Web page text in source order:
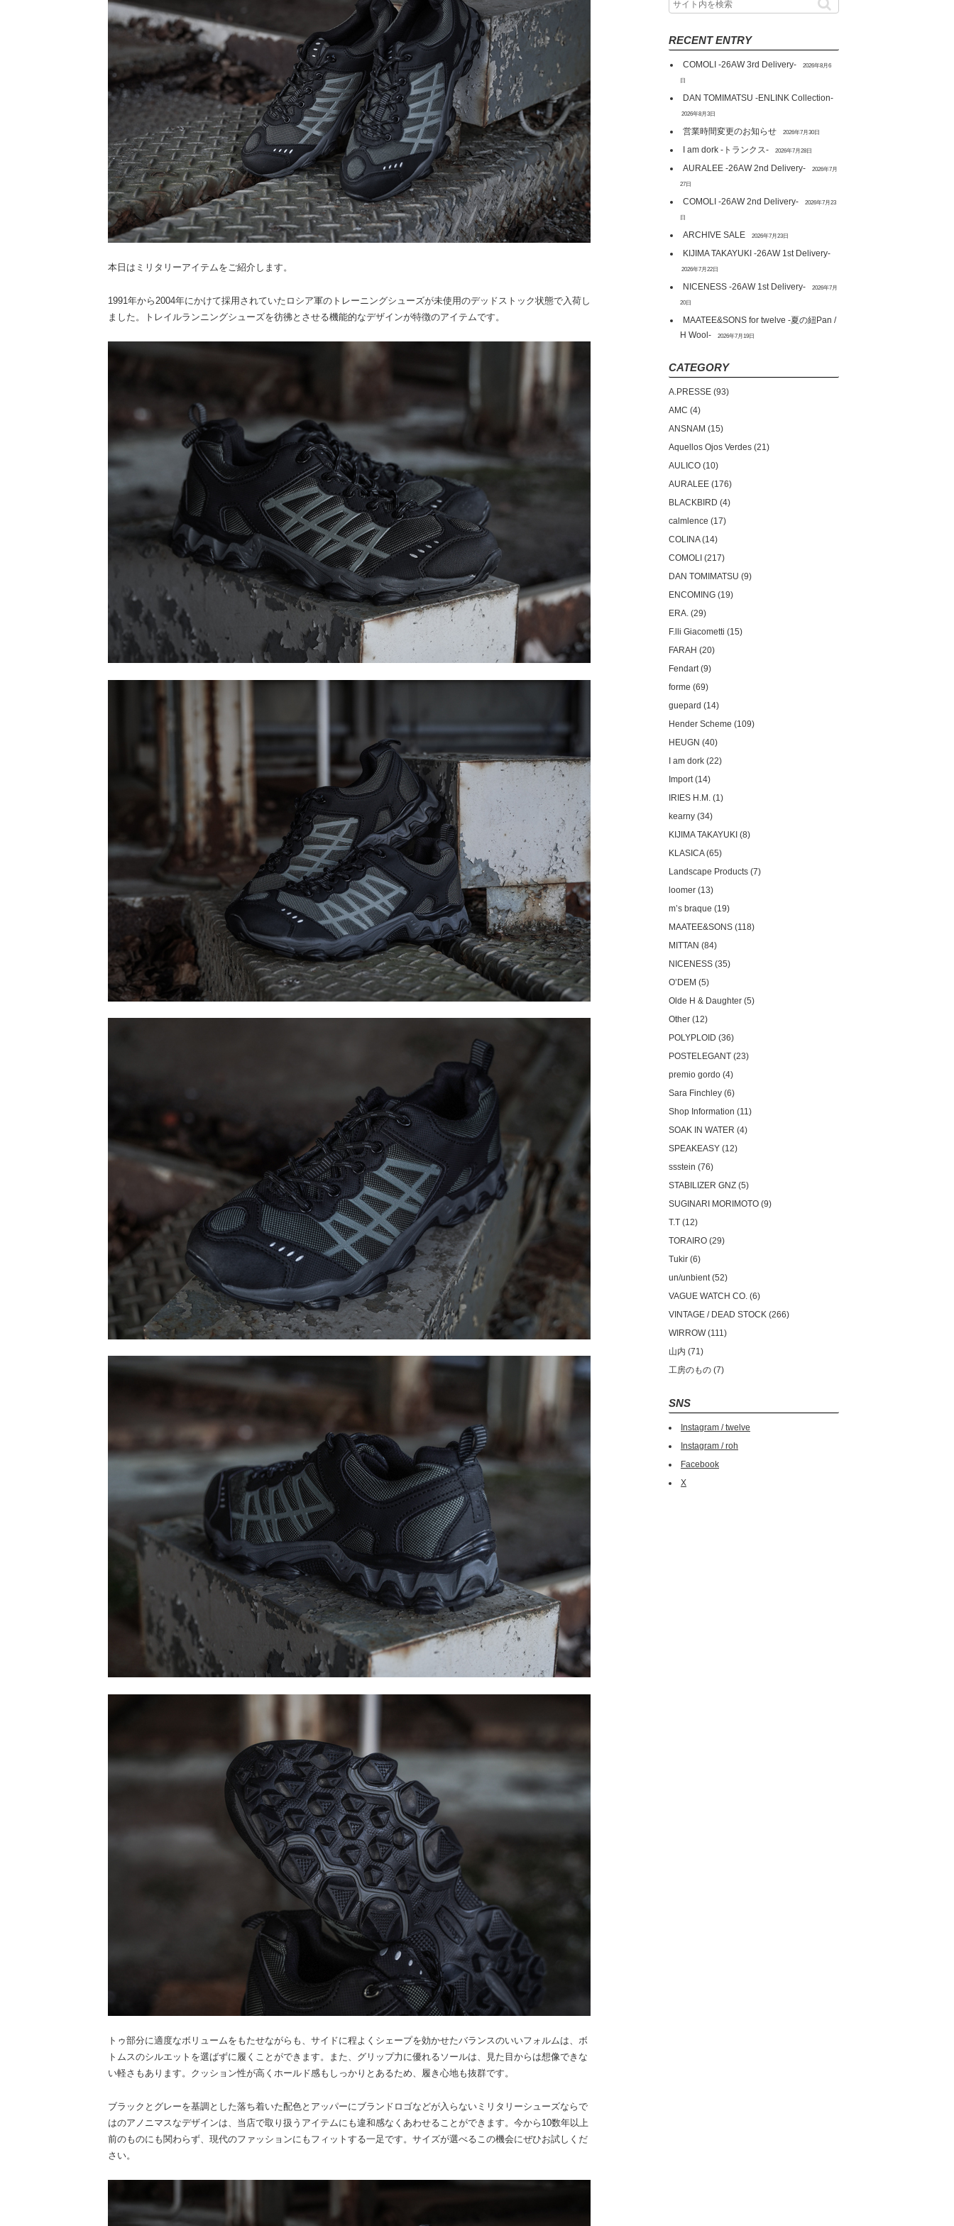
本日はミリタリーアイテムをご紹介します。
1991年から2004年にかけて採用されていたロシア軍のトレーニングシューズが未使用のデッドストック状態で入荷し
ました。トレイルランニングシューズを彷彿とさせる機能的なデザインが特徴のアイテムです。
トゥ部分に適度なボリュームをもたせながらも、サイドに程よくシェープを効かせたバランスのいいフォルムは、ボ
トムスのシルエットを選ばずに履くことができます。また、グリップ力に優れるソールは、見た目からは想像できな
い軽さもあります。クッション性が高くホールド感もしっかりとあるため、履き心地も抜群です。
ブラックとグレーを基調とした落ち着いた配色とアッパーにブランドロゴなどが入らないミリタリーシューズならで
はのアノニマスなデザインは、当店で取り扱うアイテムにも違和感なくあわせることができます。今から10数年以上
前のものにも関わらず、現代のファッションにもフィットする一足です。サイズが選べるこの機会にぜひお試しくだ
さい。
RECENT ENTRY
COMOLI -26AW 3rd Delivery- 2026年8月6
日
DAN TOMIMATSU -ENLINK Collection-
2026年8月3日
営業時間変更のお知らせ 2026年7月30日
I am dork -トランクス- 2026年7月28日
AURALEE -26AW 2nd Delivery- 2026年7月
27日
COMOLI -26AW 2nd Delivery- 2026年7月23
日
ARCHIVE SALE 2026年7月23日
KIJIMA TAKAYUKI -26AW 1st Delivery-
2026年7月22日
NICENESS -26AW 1st Delivery- 2026年7月
20日
MAATEE&SONS for twelve -夏の紐Pan /
H Wool-
2026年7月19日
CATEGORY
A.PRESSE 93
AMC 4
ANSNAM
15
Aquellos Ojos Verdes 21
AULICO 10
AURALEE 176
BLACKBIRD 4
calmlence
17
COLINA 14
COMOLI
217
DAN TOMIMATSU 9
ENCOMING 19
ERA. 29
F.lli Giacometti
15
FARAH
20
Fendart 9
forme 69
guepard
14
Hender Scheme
109
HEUGN
40
I am dork 22
Import 14
IRIES H.M. 1
kearny 34
KIJIMA TAKAYUKI
8
KLASICA 65
Landscape Products 7
loomer 13
m’s braque
19
MAATEE&SONS 118
MITTAN
84
NICENESS 35
O’DEM
5
Olde H & Daughter 5
Other 12
POLYPLOID 36
POSTELEGANT 23
premio gordo 4
Sara Finchley 6
Shop Information
11
SOAK IN WATER 4
SPEAKEASY 12
ssstein 76
STABILIZER GNZ 5
SUGINARI MORIMOTO 9
T.T 12
TORAIRO 29
Tukir 6
un/unbient 52
VAGUE WATCH CO. 6
VINTAGE / DEAD STOCK 266
WIRROW 111
山内 71
工房のもの 7
SNS
Instagram / twelve
Instagram / roh
Facebook
X